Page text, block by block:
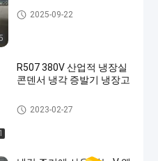
냉장실 콘덴서
2025-09-22
R507 380V 산업적 냉장실
콘덴서 냉각 증발기 냉장고
냉장실 콘덴서
2023-02-27